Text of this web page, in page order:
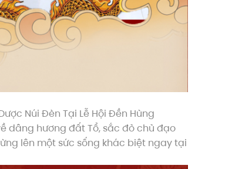
Núi Đèn Tại Lễ Hội Đền Hùng
dâng hương đất Tổ, sắc đỏ chủ đạo
lên một sức sống khác biệt ngay tại